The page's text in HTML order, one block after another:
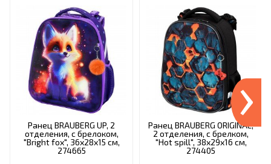
Ранец BRAUBERG UP, 2
отделения, с брелоком,
"Bright fox", 36х28х15 см,
274665
Ранец BRAUBERG ORIGINAL,
2 отделения, с брелком,
"Hot spill", 38х29х16 см,
274405
›